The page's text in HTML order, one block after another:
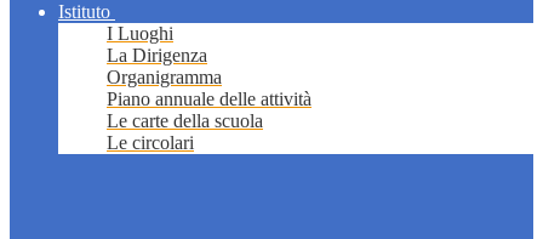
Istituto
I Luoghi
La Dirigenza
Organigramma
Piano annuale delle attività
Le carte della scuola
Le circolari